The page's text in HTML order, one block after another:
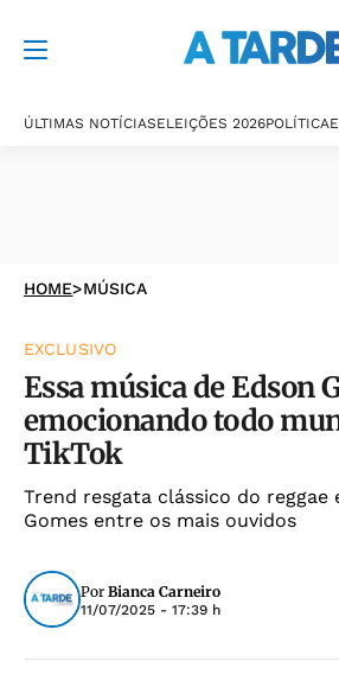
ÚLTIMAS NOTÍCIASELEIÇÕES 2026POLÍTICA
HOME>MÚSICA
EXCLUSIVO
Essa música de Edson
emocionando todo
TikTok
Trend resgata clássico do reggae
Gomes entre os mais ouvidos
Por Bianca Carneiro
11/07/2025 - 17:39 h